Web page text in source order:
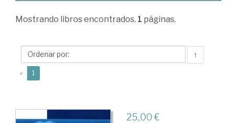
Cienfuegos
Manuel
Mostrando libros encontrados. 1 páginas.
↑
« 1
25,00 €